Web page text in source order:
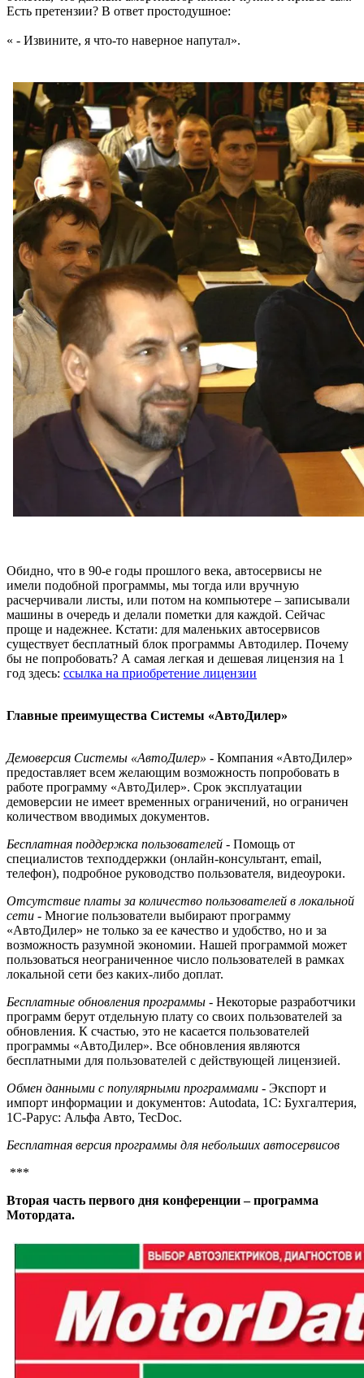
Есть претензии? В ответ простодушное:
« - Извините, я что-то наверное напутал».
Обидно, что в 90-е годы прошлого века, автосервисы не
имели подобной программы, мы тогда или вручную
расчерчивали листы, или потом на компьютере – записывали
машины в очередь и делали пометки для каждой. Сейчас
проще и надежнее. Кстати: для маленьких автосервисов
существует бесплатный блок программы Автодилер. Почему
бы не попробовать? А самая легкая и дешевая лицензия на 1
год здесь: ссылка на приобретение лицензии
Главные преимущества Системы «АвтоДилер»
Демоверсия Системы «АвтоДилер» - Компания «АвтоДилер»
предоставляет всем желающим возможность попробовать в
работе программу «АвтоДилер». Срок эксплуатации
демоверсии не имеет временных ограничений, но ограничен
количеством вводимых документов.
Бесплатная поддержка пользователей - Помощь от
специалистов техподдержки (онлайн-консультант, email,
телефон), подробное руководство пользователя, видеоуроки.
Отсутствие платы за количество пользователей в локальной
сети - Многие пользователи выбирают программу
«АвтоДилер» не только за ее качество и удобство, но и за
возможность разумной экономии. Нашей программой может
пользоваться неограниченное число пользователей в рамках
локальной сети без каких-либо доплат.
Бесплатные обновления программы - Некоторые разработчики
программ берут отдельную плату со своих пользователей за
обновления. К счастью, это не касается пользователей
программы «АвтоДилер». Все обновления являются
бесплатными для пользователей с действующей лицензией.
Обмен данными с популярными программами - Экспорт и
импорт информации и документов: Autodata, 1С: Бухгалтерия,
1С-Рарус: Альфа Авто, TecDoc.
Бесплатная версия программы для небольших автосервисов
***
Вторая часть первого дня конференции – программа
Мотордата.